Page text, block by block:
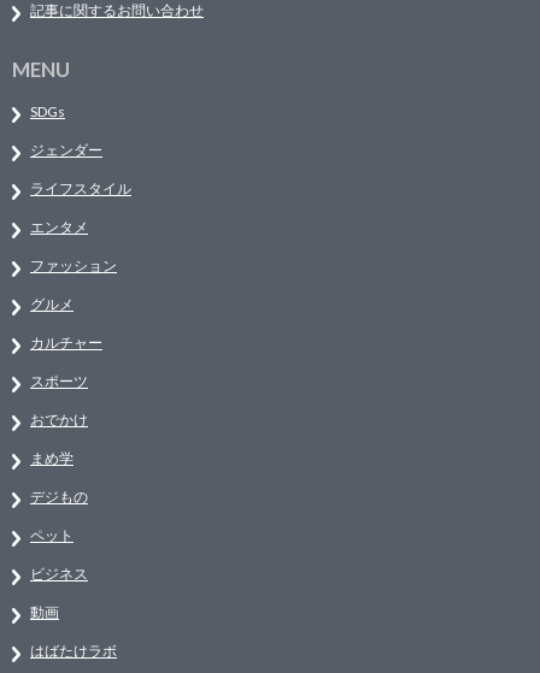
記事に関するお問い合わせ
MENU
SDGs
ジェンダー
ライフスタイル
エンタメ
ファッション
グルメ
カルチャー
スポーツ
おでかけ
まめ学
デジもの
ペット
ビジネス
動画
はばたけラボ